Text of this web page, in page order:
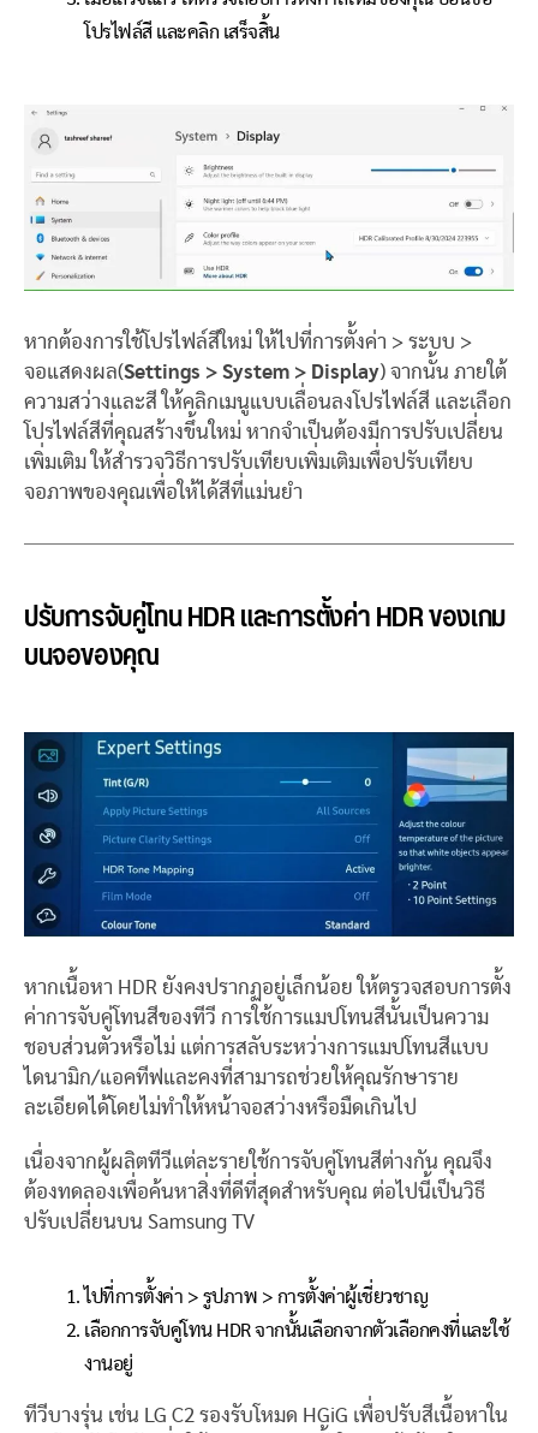
โปรไฟล์สี และคลิก เสร็จสิ้น
หากต้องการใช้โปรไฟล์สีใหม่ ให้ไปที่การตั้งค่า > ระบบ >
จอแสดงผล(Settings > System > Display) จากนั้น ภายใต้
ความสว่างและสี ให้คลิกเมนูแบบเลื่อนลงโปรไฟล์สี และเลือก
โปรไฟล์สีที่คุณสร้างขึ้นใหม่ หากจำเป็นต้องมีการปรับเปลี่ยน
เพิ่มเติม ให้สำรวจวิธีการปรับเทียบเพิ่มเติมเพื่อปรับเทียบ
จอภาพของคุณเพื่อให้ได้สีที่แม่นยำ
ปรับการจับคู่โทน HDR และการตั้งค่า HDR ของเกม
บนจอของคุณ
หากเนื้อหา HDR ยังคงปรากฏอยู่เล็กน้อย ให้ตรวจสอบการตั้ง
ค่าการจับคู่โทนสีของทีวี การใช้การแมปโทนสีนั้นเป็นความ
ชอบส่วนตัวหรือไม่ แต่การสลับระหว่างการแมปโทนสีแบบ
ไดนามิก/แอคทีฟและคงที่สามารถช่วยให้คุณรักษาราย
ละเอียดได้โดยไม่ทำให้หน้าจอสว่างหรือมืดเกินไป
เนื่องจากผู้ผลิตทีวีแต่ละรายใช้การจับคู่โทนสีต่างกัน คุณจึง
ต้องทดลองเพื่อค้นหาสิ่งที่ดีที่สุดสำหรับคุณ ต่อไปนี้เป็นวิธี
ปรับเปลี่ยนบน Samsung TV
ไปที่การตั้งค่า > รูปภาพ > การตั้งค่าผู้เชี่ยวชาญ
เลือกการจับคู่โทน HDR จากนั้นเลือกจากตัวเลือกคงที่และใช้
งานอยู่
ทีวีบางรุ่น เช่น LG C2 รองรับโหมด HGiG เพื่อปรับสีเนื้อหาใน